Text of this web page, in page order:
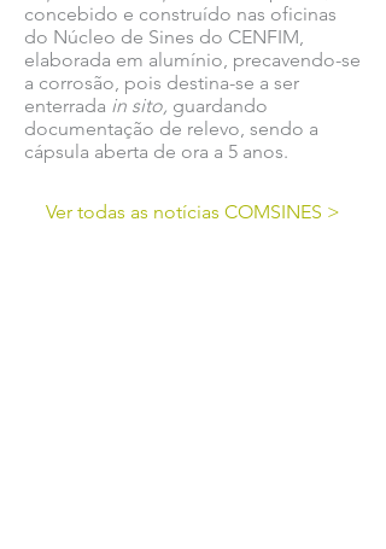
concebido e construído nas oficinas
do Núcleo de Sines do CENFIM,
elaborada em alumínio, precavendo-se
a corrosão, pois destina-se a ser
enterrada in sito, guardando
documentação de relevo, sendo a
cápsula aberta de ora a 5 anos.
Ver todas as notícias COMSINES >